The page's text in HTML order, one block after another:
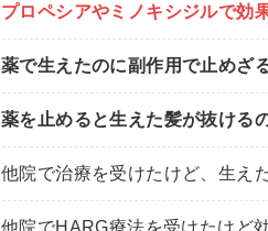
プロペシアやミノキシジルで効
薬で生えたのに副作用で止めざ
薬を止めると生えた髪が抜ける
他院で治療を受けたけど、生え
他院でHARG療法を受けたけど